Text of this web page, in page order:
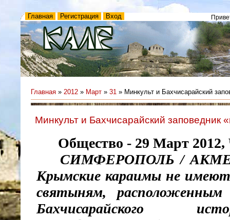
Главная Регистрация Вход
Главная » 2012 » Март » 31 » Минкульт и Бахчисарайский
Минкульт и Бахчисарайский заповедник
Общество - 29 Март 2012,
СИМФЕРОПОЛЬ /
Крымские караимы не
святыням,
Бахчисарайского